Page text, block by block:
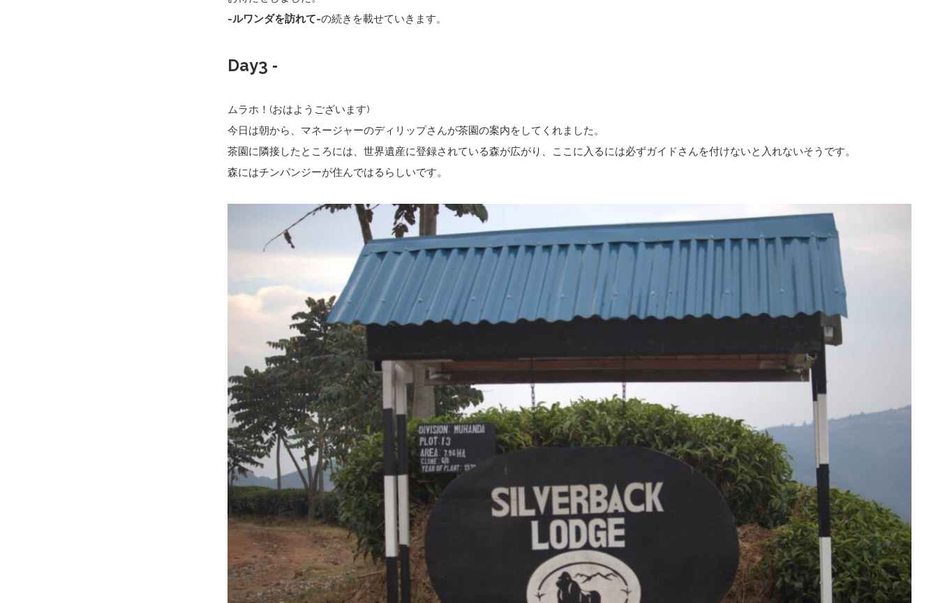
-ルワンダを訪れて-の続きを載せていきます。
Day3 ‐
ムラホ！(おはようございます)
今日は朝から、マネージャーのディリップさんが茶園の案内をしてくれました。
茶園に隣接したところには、世界遺産に登録されている森が広がり、ここに入るには必ずガイドさんを付けないと入れないそうです。
森にはチンパンジーが住んではるらしいです。